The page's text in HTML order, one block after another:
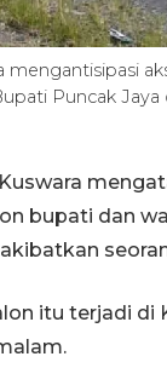
Puncak Jaya
bupati dan
itu terjadi di